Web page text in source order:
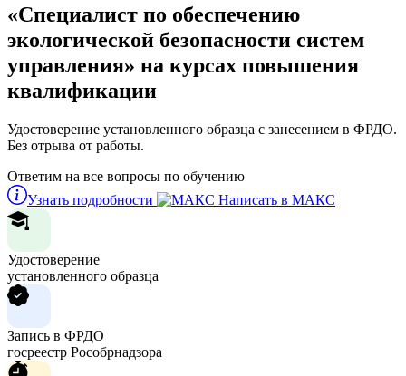
«Специалист по обеспечению
экологической безопасности систем
управления» на курсах повышения
квалификации
Удостоверение установленного образца с занесением в ФРДО.
Без отрыва от работы.
Ответим на все вопросы по обучению
Узнать подробности
Написать в МАКС
Удостоверение
установленного образца
Запись в ФРДО
госреестр Рособрнадзора